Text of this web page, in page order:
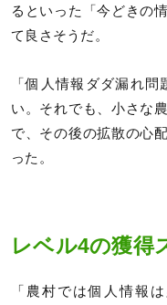
るといった「今どきの
て良さそうだ。
「個人情報ダダ漏れ
い。それでも、小さな
で、その後の拡散の心
った。
レベル4の獲得
「農村では個人情報